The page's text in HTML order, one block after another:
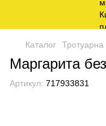
Каталог Тротуарна
Маргарита
Артикул: 717933831